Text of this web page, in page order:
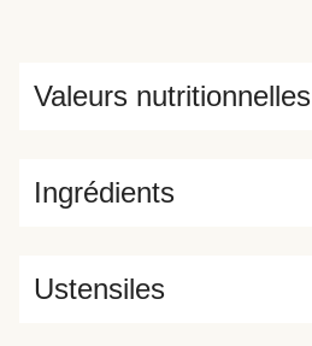
Ingrédients
Valeurs nutritionnelles
Ustensiles